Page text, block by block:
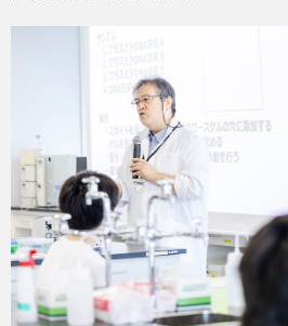
東洋大学とは
高校教員対象入試説明会
指定校推薦入試
ご依頼・出願について